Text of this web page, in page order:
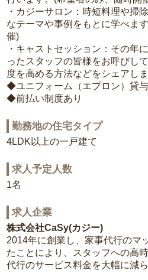
・カジーサロン：時短料理や掃
なテーマや事例をもとに学べま
催)
・キャストセッション：その年
ったスタッフの皆様をお呼びし
度を高める方法などをシェアし
◆ユニフォーム（エプロン）貸与
◆前払い制度あり
勤務地の住宅タイプ
4LDK以上の一戸建て
求人予定人数
1名
求人企業
株式会社CaSy(カジー)
2014年に創業し、家事代行のマ
たことにより、スタッフへの高
代行のサービス料金を大幅に減